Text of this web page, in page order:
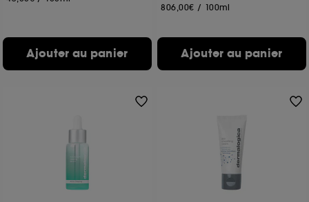
Ajouter au panier
806,00€ / 100ml
Ajouter au panier